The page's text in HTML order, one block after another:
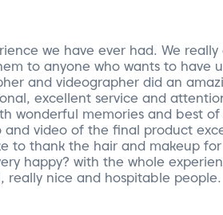
we have ever had. We
to anyone who wants to have
and videographer did an
excellent service and
wonderful memories and best
video of the final product
to thank the hair and makeup
happy? with the whole
really nice and hospitable people.